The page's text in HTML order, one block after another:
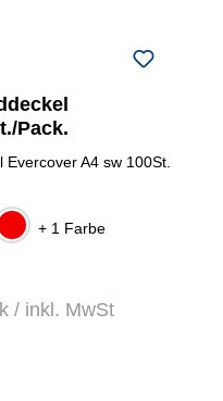
Pack.
A4 sw 100St.
+ 1 Farbe
/ inkl. MwSt